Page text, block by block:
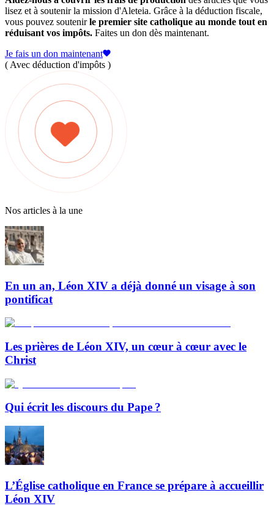
lisez et à soutenir la mission d'Aleteia. Grâce à la déduction fiscale,
vous pouvez soutenirle premier site catholique au monde tout en
réduisant vos impôts. Faites un don dès maintenant.
Je fais un don maintenant
( Avec déduction d'impôts )
Nos articles à la une
En un an, Léon XIV a déjà donné un visage à son
pontificat
Les prières de Léon XIV, un cœur à cœur avec le
Christ
Qui écrit les discours du Pape ?
L’Église catholique en France se prépare à accueillir
Léon XIV